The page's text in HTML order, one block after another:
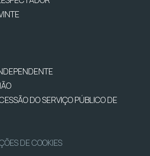
DO SERVIÇO PÚBLICO DE
DE COOKIES